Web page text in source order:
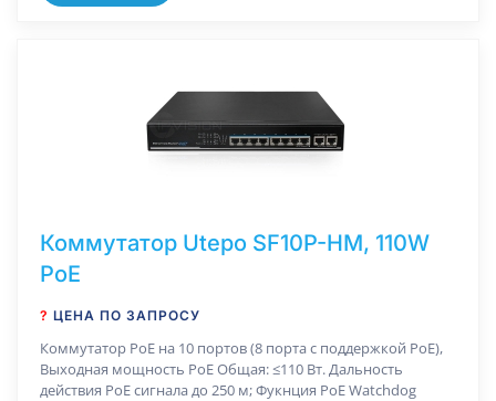
Коммутатор Utepo SF10P-HM, 110W
PoE
? ЦЕНА ПО ЗАПРОСУ
Коммутатор РоЕ на 10 портов (8 порта с поддержкой PoE),
Выходная мощность PoE Общая: ≤110 Вт. Дальность
действия РоЕ сигнала до 250 м; Фукнция PoE Watchdog